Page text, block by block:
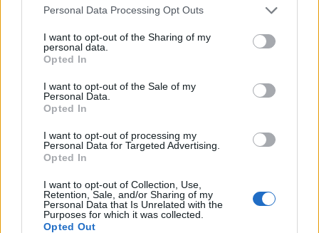
Please note that this website/app uses one or more Google
not limited to your visit or usage behaviour. You may click to
grant or deny consent to Google and its third-party tags to
use your data for below specified purposes in below Google
consent section.
Personal Data Processing Opt Outs
I want to opt-out of the Sharing of my
personal data.
Opted In
I want to opt-out of the Sale of my
Personal Data.
Opted In
I want to opt-out of processing my
Personal Data for Targeted Advertising.
Opted In
I want to opt-out of Collection, Use,
Retention, Sale, and/or Sharing of my
Personal Data that Is Unrelated with the
Purposes for which it was collected.
Opted Out
Lektûr, tupírozva
szinhazhu•2003. október 10.
Samuel Benchetrit: A párizsi gyors A franciák ebben
a mûfajban páratlanok. Kiszemelnek egy, váratlan
alkalmi találkozásokra alkalmas helyszínt (és a
erre a célra teremtõdött volna), belevetnek két-
három, legtöbbször átlagos, de azért nem unalmas…